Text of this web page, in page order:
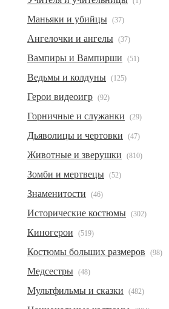
Маньяки и убийцы (37)
Ангелочки и ангелы (37)
Вампиры и Вампирши (51)
Ведьмы и колдуны (125)
Герои видеоигр (92)
Горничные и служанки (29)
Дьяволицы и чертовки (47)
Животные и зверушки (810)
Зомби и мертвецы (52)
Знаменитости (46)
Исторические костюмы (302)
Киногерои (519)
Костюмы больших размеров (98)
Медсестры (48)
Мультфильмы и сказки (482)